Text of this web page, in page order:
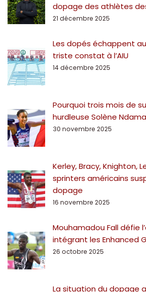
dopage des athlètes
21 décembre 2025
Les dopés échappent
triste constat à l’AIU
14 décembre 2025
Pourquoi trois mois de
hurdleuse Solène
30 novembre 2025
Kerley, Bracy, Knighton,
sprinters américains
dopage
16 novembre 2025
Mouhamadou Fall défie
intégrant les Enhanced
26 octobre 2025
La situation du dopage